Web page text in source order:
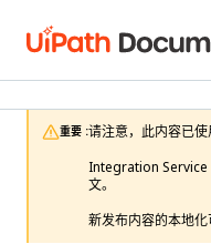
重要 :请注意，此内容已使
Integration Service
文。
新发布内容的本地化